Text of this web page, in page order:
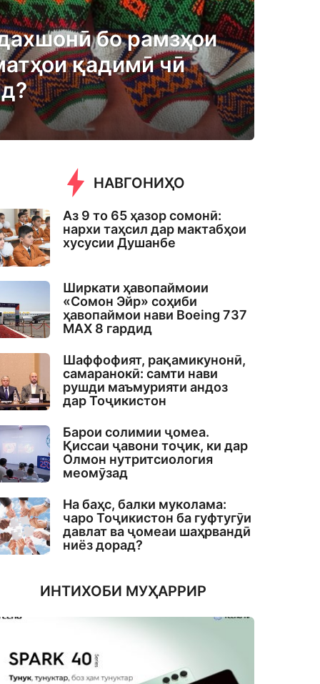
бо рамзҳои
қадимӣ чӣ
НАВГОНИҲО
Аз 9 то 65 ҳазор сомонӣ:
нархи таҳсил дар мактабҳои
хусусии Душанбе
Ширкати ҳавопаймоии
«Сомон Эйр» соҳиби
ҳавопаймои нави Boeing 737
MAX 8 гардид
Шаффофият, рақамикунонӣ,
самаранокӣ: самти нави
рушди маъмурияти андоз
дар Тоҷикистон
Барои солимии ҷомеа.
Қиссаи ҷавони тоҷик, ки дар
Олмон нутритсиология
меомӯзад
На баҳс, балки муколама:
чаро Тоҷикистон ба гуфтугӯи
давлат ва ҷомеаи шаҳрвандӣ
ниёз дорад?
ИНТИХОБИ МУҲАРРИР